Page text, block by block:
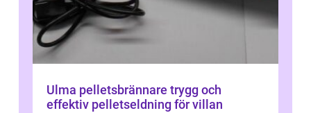
Ulma pelletsbrännare trygg och
effektiv pelletseldning för villan